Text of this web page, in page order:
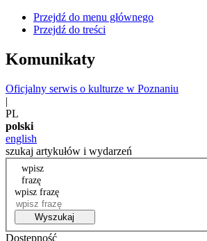
Przejdź do menu głównego
Przejdź do treści
Komunikaty
Oficjalny serwis o kulturze w Poznaniu
|
PL
polski
english
szukaj artykułów i wydarzeń
wpisz
frazę
wpisz frazę
Wyszukaj
Dostępność